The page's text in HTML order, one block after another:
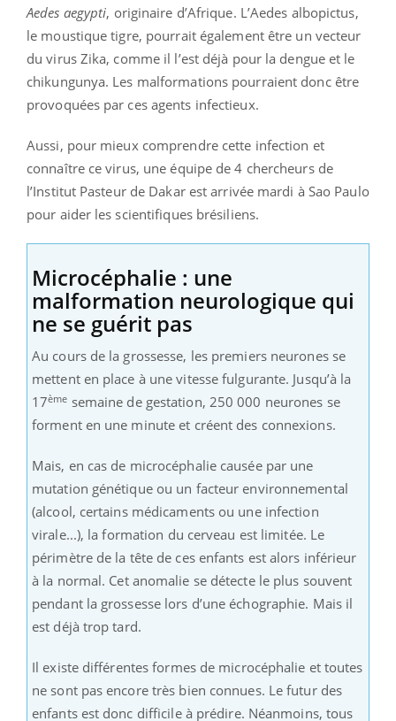
Aedes aegypti, originaire d’Afrique. L’Aedes albopictus,
le moustique tigre, pourrait également être un vecteur
du virus Zika, comme il l’est déjà pour la dengue et le
chikungunya. Les malformations pourraient donc être
provoquées par ces agents infectieux.
Aussi, pour mieux comprendre cette infection et
connaître ce virus, une équipe de 4 chercheurs de
l’Institut Pasteur de Dakar est arrivée mardi à Sao Paulo
pour aider les scientifiques brésiliens.
Microcéphalie : une
malformation neurologique qui
ne se guérit pas
Au cours de la grossesse, les premiers neurones se
mettent en place à une vitesse fulgurante. Jusqu’à la
17ème semaine de gestation, 250 000 neurones se
forment en une minute et créent des connexions.
Mais, en cas de microcéphalie causée par une
mutation génétique ou un facteur environnemental
(alcool, certains médicaments ou une infection
virale...), la formation du cerveau est limitée. Le
périmètre de la tête de ces enfants est alors inférieur
à la normal. Cet anomalie se détecte le plus souvent
pendant la grossesse lors d’une échographie. Mais il
est déjà trop tard.
Il existe différentes formes de microcéphalie et toutes
ne sont pas encore très bien connues. Le futur des
enfants est donc difficile à prédire. Néanmoins, tous